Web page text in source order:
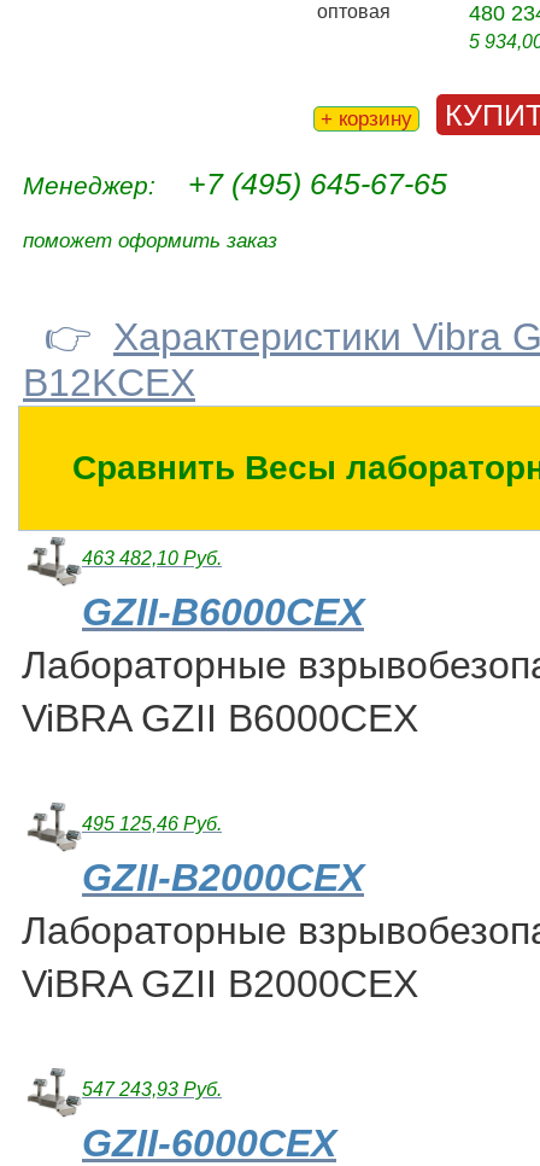
оптовая
480
5
+ корзину
Менеджер: +7 (495) 645-67-65
поможет оформить заказ
👉 Характеристики Vibra
B12KCEX
Сравнить Весы
463 482,10 Руб.
GZII-B6000CEX
Лабораторные
ViBRA GZII B6000CEX
495 125,46 Руб.
GZII-B2000CEX
Лабораторные
ViBRA GZII B2000CEX
547 243,93 Руб.
GZII-6000CEX